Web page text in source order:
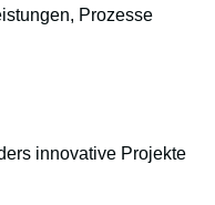
Prozesse
innovative Projekte